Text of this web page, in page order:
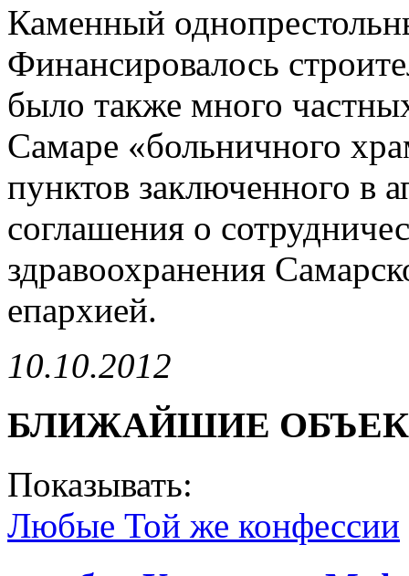
Каменный
Финансировалось
было также много
Самаре «больничного
пунктов заключенного в
соглашения о
здравоохранения
епархией.
10.10.2012
БЛИЖАЙШИЕ
Показывать:
Любые Той же конфессии